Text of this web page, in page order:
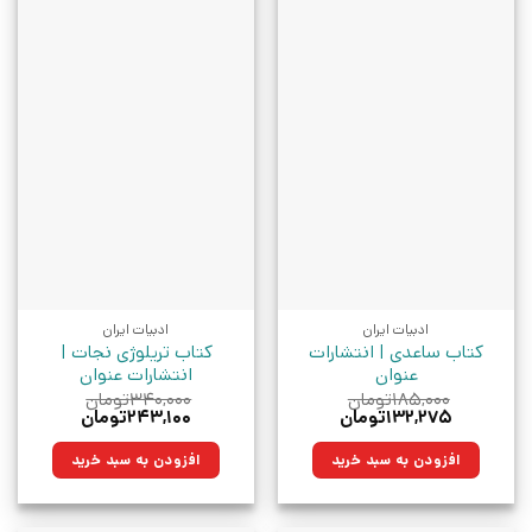
ادبیات ایران
کتاب ساعدی | انتشارات
عنوان
۱۸۵,۰۰۰تومان
قیمت
۱۸۵,۰۰۰تومان
بود.
۱۳۲,۲۷۵تومان
۱۳۲,۲۷۵تومان.افزودن به سبد خرید
ادبیات ایران
کتاب تریلوژی نجات |
انتشارات عنوان
۳۴۰,۰۰۰تومان
قیمت
۳۴۰,۰۰۰تومان
بود.
۲۴۳,۱۰۰تومان
۲۴۳,۱۰۰تومان.افزودن به سبد خرید